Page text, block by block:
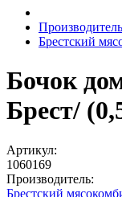
Производитель
Брестский
Бочок
Брест/
Артикул:
1060169
Производитель:
Брестский